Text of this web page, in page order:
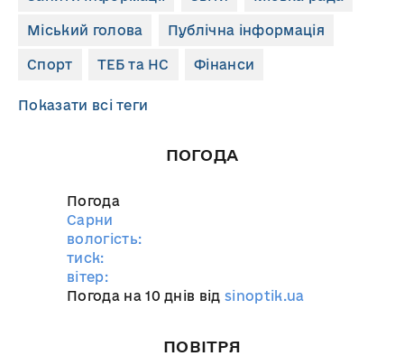
Міський голова Публічна інформація
Спорт ТЕБ та НС Фінанси
Показати всі теги
ПОГОДА
Погода
Сарни
вологість:
тиск:
вітер:
Погода на 10 днів відsinoptik.ua
ПОВІТРЯ